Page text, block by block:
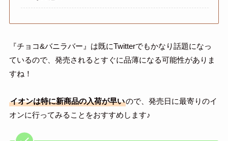
『チョコ&バニラバー』は既にTwitterでもかなり話題になっ
ているので、発売されるとすぐに品薄になる可能性がありま
すね！
イオンは特に新商品の入荷が早いので、発売日に最寄りのイ
オンに行ってみることをおすすめします♪